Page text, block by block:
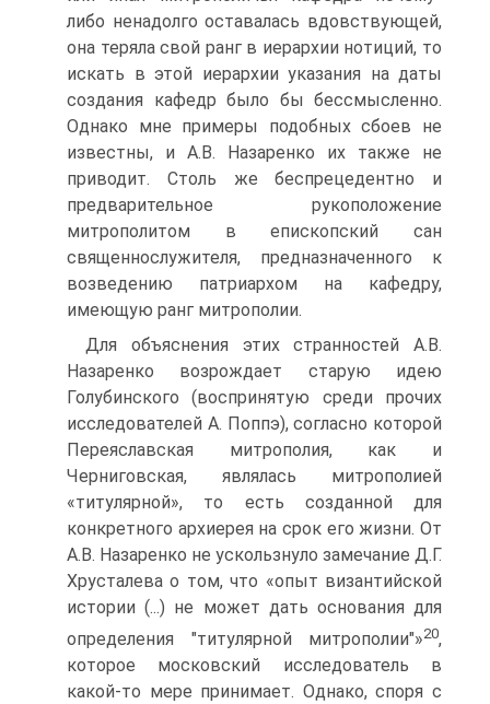
либо ненадолго оставалась вдовствующей,
она теряла свой ранг в иерархии нотиций, то
искать в этой иерархии указания на даты
создания кафедр было бы бессмысленно.
Однако мне примеры подобных сбоев не
известны, и А.В. Назаренко их также не
приводит. Столь же беспрецедентно и
предварительное рукоположение
митрополитом в епископский сан
священнослужителя, предназначенного к
возведению патриархом на кафедру,
имеющую ранг митрополии.
Для объяснения этих странностей А.В.
Назаренко возрождает старую идею
Голубинского (воспринятую среди прочих
исследователей А. Поппэ), согласно которой
Переяславская митрополия, как и
Черниговская, являлась митрополией
«титулярной», то есть созданной для
конкретного архиерея на срок его жизни. От
А.В. Назаренко не ускользнуло замечание Д.Г.
Хрусталева о том, что «опыт византийской
истории (...) не может дать основания для
определения "титулярной митрополии"»20,
которое московский исследователь в
какой-то мере принимает. Однако, споря с